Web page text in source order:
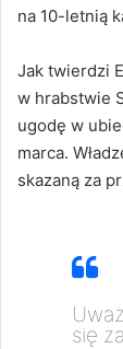
na 10-letnią
Jak twierdzi
w hrabstwie
ugodę w
marca.
skazaną za
się